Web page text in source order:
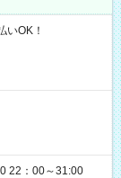
OK！
22：00～31:00